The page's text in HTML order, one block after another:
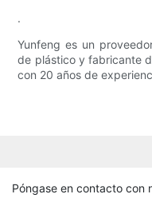
.
Yunfeng es un
de plástico y fabricante
con 20 años de
Póngase en contacto con